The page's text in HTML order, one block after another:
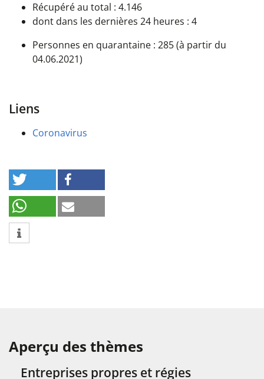
Récupéré au total : 4.146
dont dans les dernières 24 heures : 4
Personnes en quarantaine : 285 (à partir du
04.06.2021)
Liens
Coronavirus
Aperçu des thèmes
Entreprises propres et régies